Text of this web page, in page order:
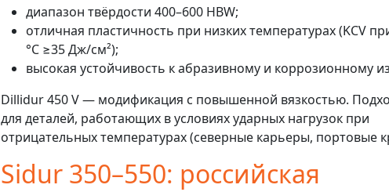
диапазон твёрдости 400–600 HBW;
отличная пластичность при низких температурах (KCV
°C ≥35 Дж/см²);
высокая устойчивость к абразивному и коррозионному
Dillidur 450 V — модификация с повышенной вязкостью.
для деталей, работающих в условиях ударных нагрузок при
отрицательных температурах (северные карьеры, портовые
Sidur 350–550: российская